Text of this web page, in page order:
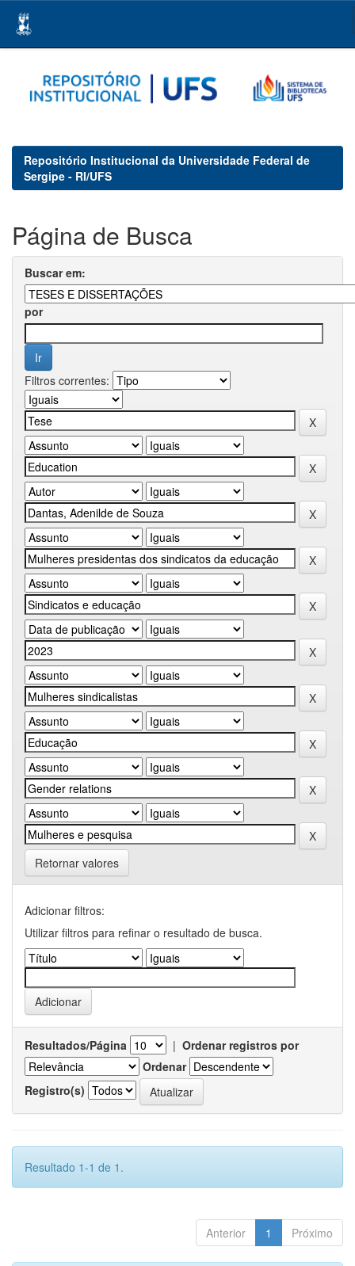
navigation
Repositório Institucional da Universidade Federal de
Sergipe - RI/UFS
Página de Busca
Buscar em:
por
Filtros correntes:
Retornar valores
Adicionar filtros:
Utilizar filtros para refinar o resultado de busca.
Resultados/Página | Ordenar registros por
Ordenar
Registro(s)
Resultado 1-1 de 1.
Anterior 1 Próximo